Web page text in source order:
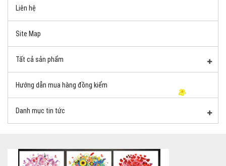
Liên hệ
Site Map
Tất cả sản phẩm
Hướng dẫn mua hàng đồng kiểm
Danh mục tin tức